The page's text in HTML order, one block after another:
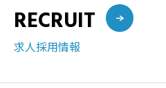
RECRUIT
求人採用情報